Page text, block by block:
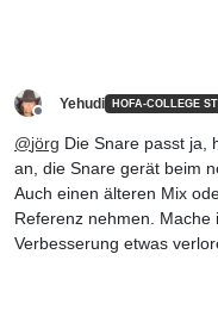
Yehudi HOFA-COLLEGE
@jörg Die Snare passt ja,
an, die Snare gerät beim
Auch einen älteren Mix
Referenz nehmen.
Verbesserung etwas